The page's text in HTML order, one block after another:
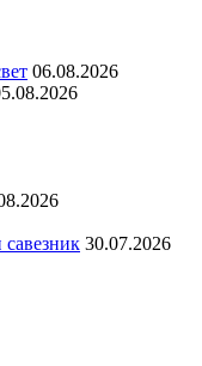
06.08.2026
савезник 30.07.2026